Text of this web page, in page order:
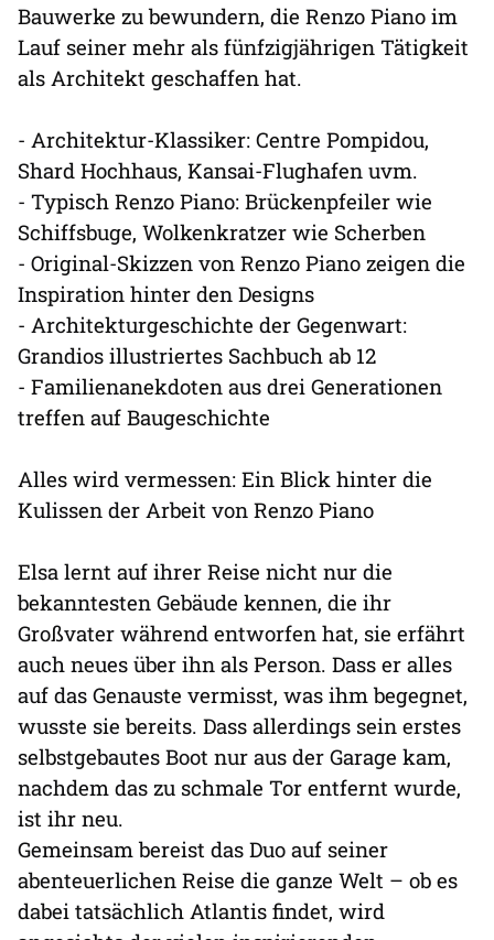
Bauwerke zu bewundern, die Renzo Piano im
Lauf seiner mehr als fünfzigjährigen Tätigkeit
als Architekt geschaffen hat.
- Architektur-Klassiker: Centre Pompidou,
Shard Hochhaus, Kansai-Flughafen uvm.
- Typisch Renzo Piano: Brückenpfeiler wie
Schiffsbuge, Wolkenkratzer wie Scherben
- Original-Skizzen von Renzo Piano zeigen die
Inspiration hinter den Designs
- Architekturgeschichte der Gegenwart:
Grandios illustriertes Sachbuch ab 12
- Familienanekdoten aus drei Generationen
treffen auf Baugeschichte
Alles wird vermessen: Ein Blick hinter die
Kulissen der Arbeit von Renzo Piano
Elsa lernt auf ihrer Reise nicht nur die
bekanntesten Gebäude kennen, die ihr
Großvater während entworfen hat, sie erfährt
auch neues über ihn als Person. Dass er alles
auf das Genauste vermisst, was ihm begegnet,
wusste sie bereits. Dass allerdings sein erstes
selbstgebautes Boot nur aus der Garage kam,
nachdem das zu schmale Tor entfernt wurde,
ist ihr neu.
Gemeinsam bereist das Duo auf seiner
abenteuerlichen Reise die ganze Welt – ob es
dabei tatsächlich Atlantis findet, wird